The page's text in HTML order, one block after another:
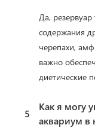
Да,
содержания
черепахи,
важно
диетические
5
Как я могу
аквариум в